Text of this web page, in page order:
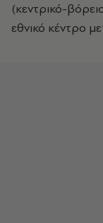
(κεντρικό-
εθνικό κέντρο